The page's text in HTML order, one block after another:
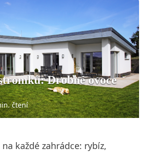
Drobné ovoce
čtení
každé zahrádce: rybíz,